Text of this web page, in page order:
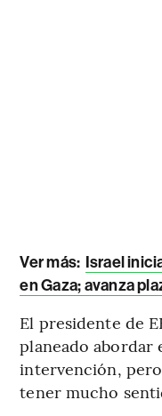
Ver más: Israel
en Gaza; avanza
El presidente de
planeado abordar
intervención,
tener mucho